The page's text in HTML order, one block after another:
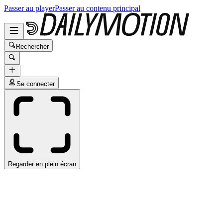
Passer au playerPasser au contenu principal
Rechercher
Se connecter
Regarder en plein écran